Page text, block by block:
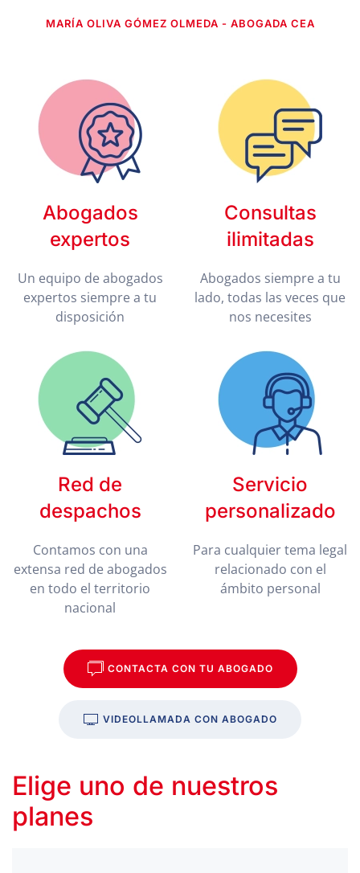
MARÍA OLIVA GÓMEZ OLMEDA - ABOGADA CEA
Abogados
expertos
Un equipo de abogados
expertos siempre a tu
disposición
Consultas
ilimitadas
Abogados siempre a tu
lado, todas las veces que
nos necesites
Red de
despachos
Contamos con una
extensa red de abogados
en todo el territorio
nacional
Servicio
personalizado
Para cualquier tema legal
relacionado con el
ámbito personal
CONTACTA CON TU ABOGADO
VIDEOLLAMADA CON ABOGADO
Elige uno de nuestros
planes